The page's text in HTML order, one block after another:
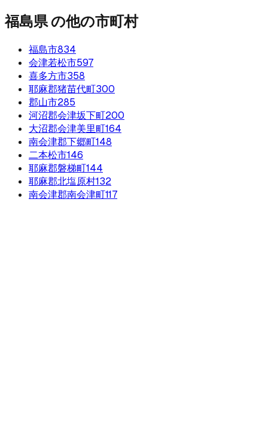
福島県の他の市町村
福島市834
会津若松市597
喜多方市358
耶麻郡猪苗代町300
郡山市285
河沼郡会津坂下町200
大沼郡会津美里町164
南会津郡下郷町148
二本松市146
耶麻郡磐梯町144
耶麻郡北塩原村132
南会津郡南会津町117